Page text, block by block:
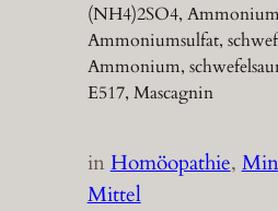
(NH4)2SO4,
Ammoniumsulfat,
Ammonium,
E517, Mascagnin
inHomöopathie,
Mittel